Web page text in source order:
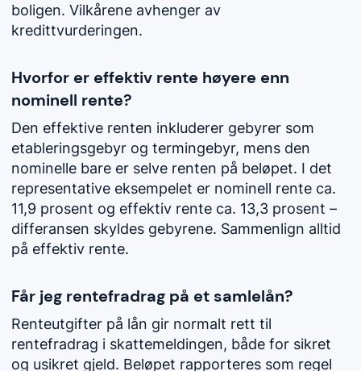
boligen. Vilkårene avhenger av
kredittvurderingen.
Hvorfor er effektiv rente høyere enn
nominell rente?
Den effektive renten inkluderer gebyrer som
etableringsgebyr og termingebyr, mens den
nominelle bare er selve renten på beløpet. I det
representative eksempelet er nominell rente ca.
11,9 prosent og effektiv rente ca. 13,3 prosent –
differansen skyldes gebyrene. Sammenlign alltid
på effektiv rente.
Får jeg rentefradrag på et samlelån?
Renteutgifter på lån gir normalt rett til
rentefradrag i skattemeldingen, både for sikret
og usikret gjeld. Beløpet rapporteres som regel